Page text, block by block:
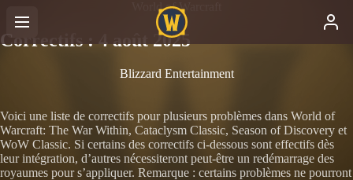
World of Warcraft
Correctifs : 4 août 2025
Blizzard Entertainment
Voici une liste de correctifs pour plusieurs problèmes dans World of
Warcraft: The War Within, Cataclysm Classic, Season of Discovery et
WoW Classic. Si certains des correctifs ci-dessous sont effectifs dès
leur intégration, d’autres nécessiteront peut-être un redémarrage des
royaumes pour s’appliquer. Remarque : certains problèmes ne pourront